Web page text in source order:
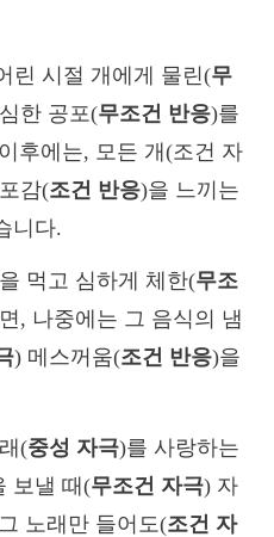
린 시절 개에게 물린(무
한 공포(무조건 반응)를
후에는, 모든 개(조건 자
감(조건 반응)을 느끼는
니다.
먹고 심하게 체한(무조
, 나중에는 그 음식의 냄
) 메스꺼움(조건 반응)을
(중성 자극)를 사랑하는
보낼 때(무조건 자극) 자
노래만 들어도(조건 자